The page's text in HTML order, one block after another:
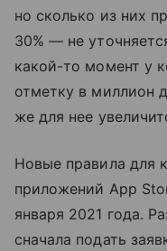
но сколько из них
30% — не
какой-то момент у
отметку в миллион
же для нее
Новые правила для
приложений App
января 2021 года.
сначала подать